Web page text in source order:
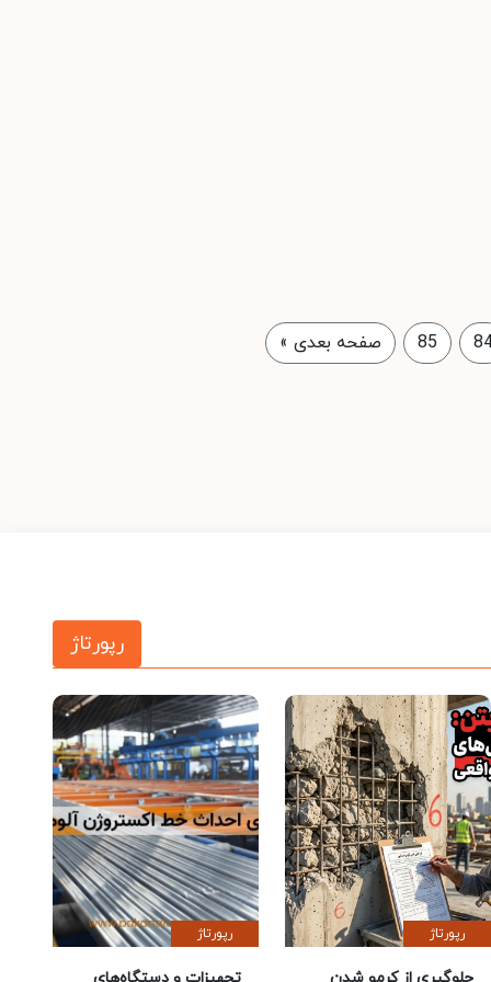
85 صفحه بعدی »
رپورتاژ
رپورتاژ رپورتاژ